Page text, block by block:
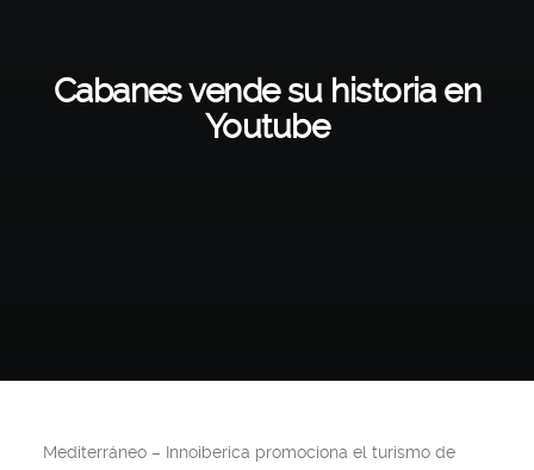
Cabanes vende su historia en
Youtube
Mediterráneo – Innoiberica promociona el turismo de